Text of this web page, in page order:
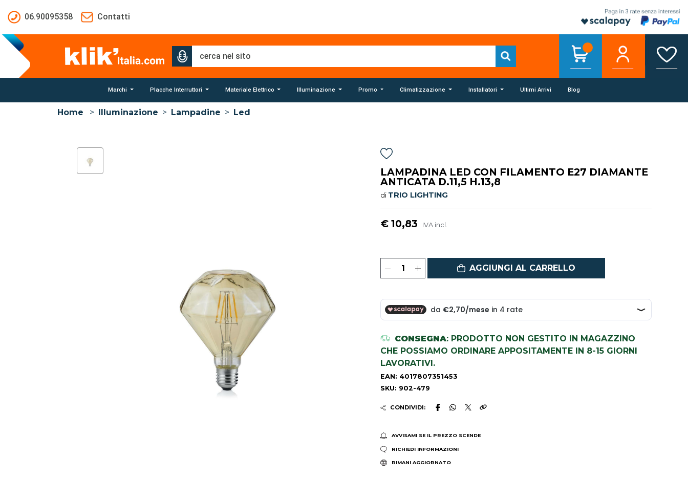
06.90095358
Contatti
Marchi Placche Interruttori Materiale Elettrico Illuminazione Promo Climatizzazione Installatori Ultimi Arrivi Blog
Home > Illuminazione > Lampadine > Led
LAMPADINA LED CON FILAMENTO E27 DIAMANTE
ANTICATA D.11,5 H.13,8
di TRIO LIGHTING
€ 10,83 IVA incl.
AGGIUNGI AL CARRELLO
CONSEGNA: PRODOTTO NON GESTITO IN MAGAZZINO
CHE POSSIAMO ORDINARE APPOSITAMENTE IN 8-15 GIORNI
LAVORATIVI.
EAN: 4017807351453
SKU: 902-479
CONDIVIDI:
AVVISAMI SE IL PREZZO SCENDE
RICHIEDI INFORMAZIONI
RIMANI AGGIORNATO